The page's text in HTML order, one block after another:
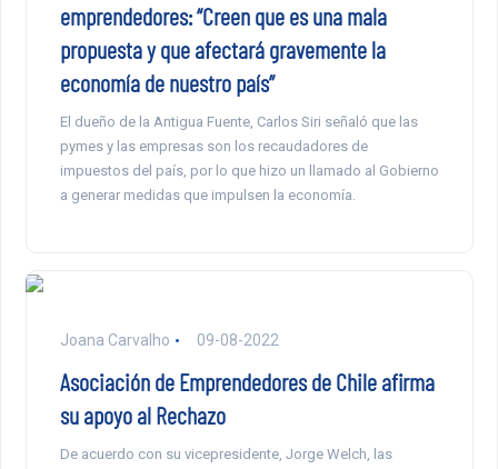
emprendedores: “Creen que es una mala
propuesta y que afectará gravemente la
economía de nuestro país”
El dueño de la Antigua Fuente, Carlos Siri señaló que las
pymes y las empresas son los recaudadores de
impuestos del país, por lo que hizo un llamado al Gobierno
a generar medidas que impulsen la economía.
Joana Carvalho 09-08-2022
Asociación de Emprendedores de Chile afirma
su apoyo al Rechazo
De acuerdo con su vicepresidente, Jorge Welch, las